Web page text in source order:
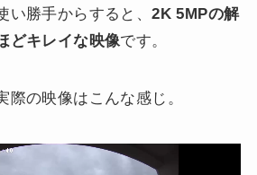
い勝手からすると、2K 5MPの解
どキレイな映像です。
際の映像はこんな感じ。